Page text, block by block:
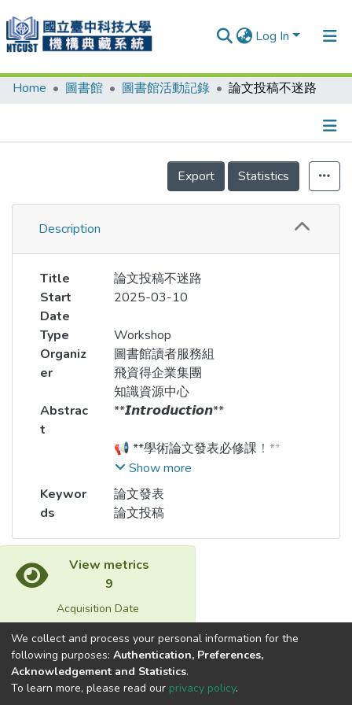
Log In
Communities & Collections
Home 圖書館 圖書館活動記錄 論文投稿不迷路
Details
Export
Statistics
Description
Title
論文投稿不迷路
Start
Date
2025-03-10
Type
Workshop
Organiz
er
圖書館讀者服務組
飛資得企業集團
知識資源中心
Abstrac
t
**𝙄𝙣𝙩𝙧𝙤𝙙𝙪𝙘𝙩𝙞𝙤𝙣**
📢 **學術論文發表必修課！**
想讓您的研究成果順利發表？本講
座邀請 **李紹迪小姐（台灣國際資
訊整合聯盟協會 秘書長）帶您深入
剖析論文投稿全攻略！**
✅ 如何選擇適合的期刊，避開掠奪
性期刊
✅ 提升論文撰寫技巧，增加錄取率
Show more
Keywor
ds
論文發表
論文投稿
View metrics
9
Acquisition Date
Aug 1, 2026
Built withDSpace-CRIS software
optimized by
We collect and process your personal information for the
following purposes: Authentication, Preferences,
Acknowledgement and Statistics.
To learn more, please read our privacy policy.